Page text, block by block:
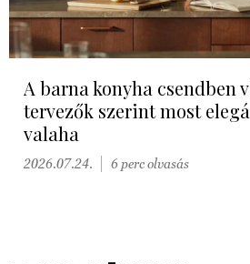
A barna konyha csendben
tervezők szerint most
valaha
2026.07.24. 6 perc olvasás